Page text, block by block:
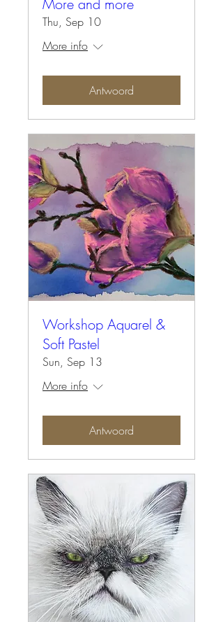
More and more
Thu, Sep 10
More info
Antwoord
Workshop Aquarel &
Soft Pastel
Sun, Sep 13
More info
Antwoord